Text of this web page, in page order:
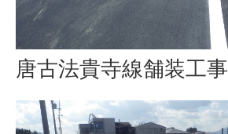
唐古法貴寺線舗装工事